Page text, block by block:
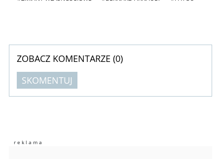
ZOBACZ KOMENTARZE (0)
SKOMENTUJ
Imię (Wymagane)